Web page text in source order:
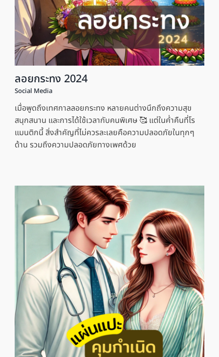
ลอยกระทง 2024
Social Media
เมื่อพูดถึงเทศกาลลอยกระทง หลายคนต่างนึกถึงความสุข
สนุกสนาน และการได้ใช้เวลากับคนพิเศษ 🥰 แต่ในค่ำคืนที่โร
แมนติกนี้ สิ่งสำคัญที่ไม่ควรละเลยคือความปลอดภัยในทุกๆ
ด้าน รวมถึงความปลอดภัยทางเพศด้วย